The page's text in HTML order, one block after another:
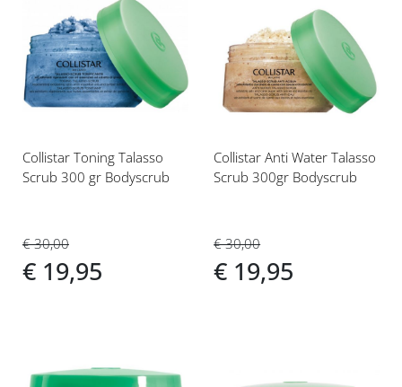
Voeg
toe
aan
verlanglijst
Collistar Toning Talasso
Scrub 300 gr Bodyscrub
€ 30,00
€ 19,95
toe
aan
verlanglijst
Collistar Anti Water Talasso
Scrub 300gr Bodyscrub
€ 30,00
€ 19,95